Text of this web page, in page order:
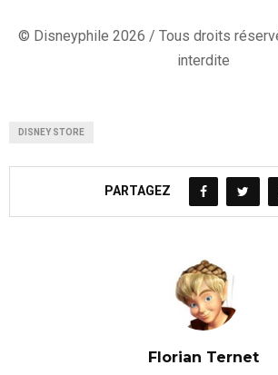
© Disneyphile 2026 / Tous droits
interdite
DISNEY STORE
PARTAGEZ
Florian Ternet